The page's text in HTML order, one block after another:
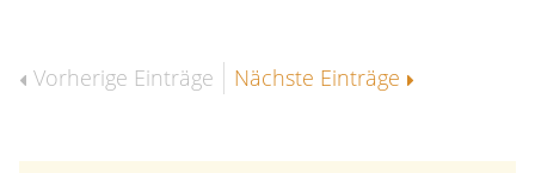
Vorherige Einträge Nächste Einträge